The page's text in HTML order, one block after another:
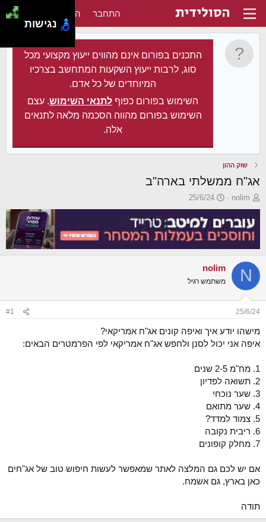
התחבר הירשם
התכנים בפורום אינם מהווים ייעוץ מקצועי מכל
סוג, לרבות ייעוץ השקעות המתחשב בצרכיו
המיוחדים של כל אדם.
השימוש בפורום כפוף לתנאי השימוש. עצם
השימוש בפורום מהווה הסכמה מלאה לתנאים
אלה.
שוק ההון
אג"ח ממשלתי בארה"ב
פ
ו
ת
ח
ה
נ
ו
ש
א
nolim
פ
ו
ר
ס
ם
ב
א
ר
25/6/24
N
nolim
משתמש רגיל
25/6/24
#1
מישהו יודע איך ואיפה קונים אג"ח אמריקאי?
איפה אני יכול לסנן ולחפש אג"ח אמריקאי לפי הפרמטרים הבאים:
1. מח"מ 2-5 שנים
2. תשואה לפדיון
3. שער נוכחי
4. שער מתואם
5. צמוד למדד?
6. ריבית נקובה
7. מחלק קופונים
אם יש לכם גם המלצה לאתר שמאפשר לעשות חיפוש טוב של אג"חים
כאן בארץ, גם אשמח.
תודה
נגישות